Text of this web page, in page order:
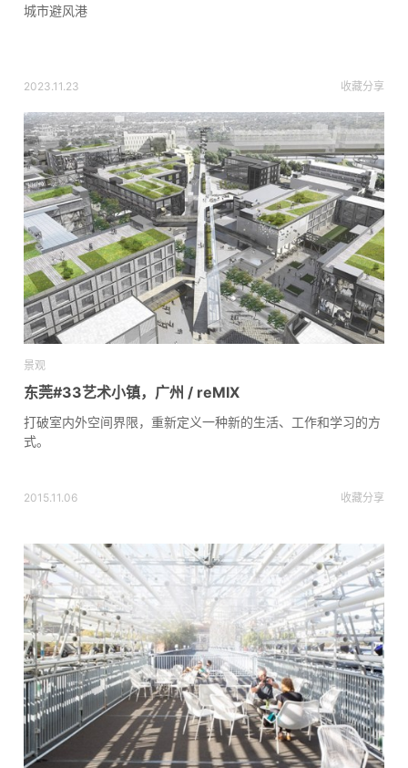
城市避风港
2023.11.23 收藏分享
景观
东莞#33艺术小镇，广州 / reMIX
打破室内外空间界限，重新定义一种新的生活、工作和学习的方
式。
2015.11.06 收藏分享